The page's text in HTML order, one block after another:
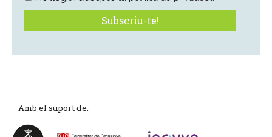
Amb el suport de: